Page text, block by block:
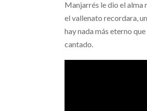
Manjarrés le dio el alma
el vallenato recordara,
hay nada más eterno
cantado.